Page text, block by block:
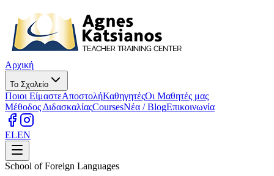
Αρχική
Το Σχολείο
Ποιοι ΕίμαστεΑποστολήΚαθηγητέςΟι Μαθητές μας
Μέθοδος ΔιδασκαλίαςCoursesΝέα / BlogΕπικοινωνία
ELEN
School of Foreign Languages